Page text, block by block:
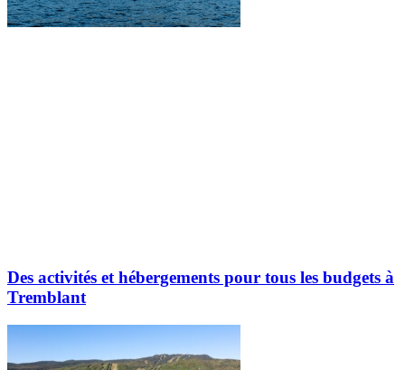
Des activités et hébergements pour tous les budgets à
Tremblant